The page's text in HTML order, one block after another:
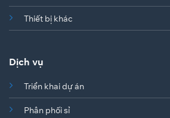
Thiết bị khác
Dịch vụ
Triển khai dự án
Phân phối sỉ